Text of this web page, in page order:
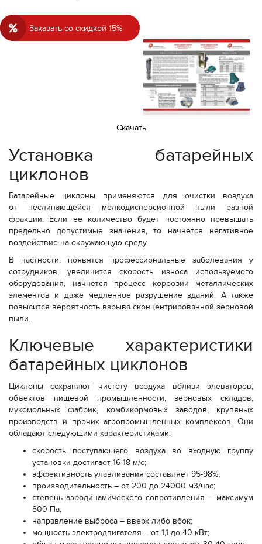
Заказать со скидкой 15%
Cкачать
Установка батарейных
циклонов
Батарейные циклоны применяются для очистки воздуха
от неслипающейся мелкодисперсионной пыли разной
фракции. Если ее количество будет постоянно превышать
предельно допустимые значения, то начнется негативное
воздействие на окружающую среду.
В частности, появятся профессиональные заболевания у
сотрудников, увеличится скорость износа используемого
оборудования, начнется процесс коррозии металлических
элементов и даже медленное разрушение зданий. А также
повысится вероятность взрыва сконцентрированной зерновой
пыли.
Ключевые характеристики
батарейных циклонов
Циклоны сохраняют чистоту воздуха вблизи элеваторов,
объектов пищевой промышленности, зерновых складов,
мукомольных фабрик, комбикормовых заводов, крупяных
производств и прочих агропромышленных комплексов. Они
обладают следующими характеристиками:
скорость поступающего воздуха во входную группу
установки достигает 16-18 м/с;
эффективность улавливания составляет 95-98%;
производительность – от 200 до 24000 м3/час;
степень аэродинамического сопротивления – максимум
800 Па;
направление выброса – вверх либо вбок;
мощность электродвигателя – от 1,1 до 40 кВт;